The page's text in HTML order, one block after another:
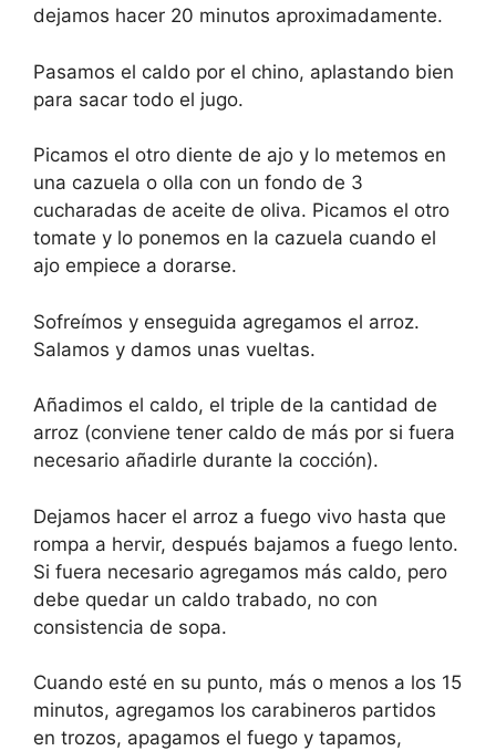
dejamos hacer 20 minutos aproximadamente.
Pasamos el caldo por el chino, aplastando bien
para sacar todo el jugo.
Picamos el otro diente de ajo y lo metemos en
una cazuela o olla con un fondo de 3
cucharadas de aceite de oliva. Picamos el otro
tomate y lo ponemos en la cazuela cuando el
ajo empiece a dorarse.
Sofreímos y enseguida agregamos el arroz.
Salamos y damos unas vueltas.
Añadimos el caldo, el triple de la cantidad de
arroz (conviene tener caldo de más por si fuera
necesario añadirle durante la cocción).
Dejamos hacer el arroz a fuego vivo hasta que
rompa a hervir, después bajamos a fuego lento.
Si fuera necesario agregamos más caldo, pero
debe quedar un caldo trabado, no con
consistencia de sopa.
Cuando esté en su punto, más o menos a los 15
minutos, agregamos los carabineros partidos
en trozos, apagamos el fuego y tapamos,